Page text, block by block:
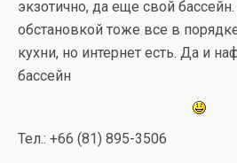
экзотично, да еще свой
обстановкой тоже все в
кухни, но интернет есть. Да и
бассейн
Тел.: +66 (81) 895-3506